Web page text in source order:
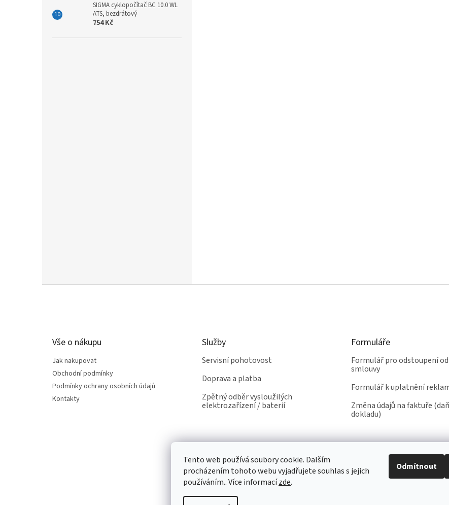
Tento web používá soubory cookie. Dalším
procházením tohoto webu vyjadřujete souhlas s jejich
používáním.. Více informacízde.
Odmítnout
SIGMA cyklopočítač BC 10.0 WL
ATS, bezdrátový
754 Kč
Vše o nákupu
Jak nakupovat
Obchodní podmínky
Podmínky ochrany osobních údajů
Kontakty
Služby
Servisní pohotovost
Doprava a platba
Zpětný odběr vysloužilých
elektrozařízení / baterií
Formuláře
Formulář pro odstoupení
smlouvy
Formulář k uplatnění
Změna údajů na faktuře
dokladu)